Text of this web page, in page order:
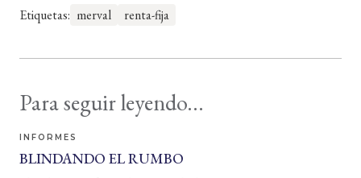
Etiquetas: merval renta-fija
Para seguir leyendo...
INFORMES
BLINDANDO EL RUMBO